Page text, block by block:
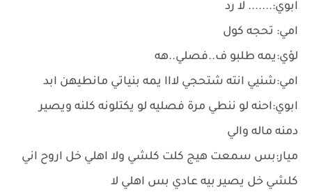
ابوي:....... لا رد
امي: تحجه كول
لؤي:يمه طلبو ف..فصلي..هه
امي:شنيي انته شتحجي لااا يمه بنياتي مانطيهن ابد
ابوي:احنه لو ننطي مرة فصليه لو يكتلونه كلنه ويصير
دمنه ماله والي
ميار:بس سمعت هيج كلت كلشي وﻻ اهلي خل اروح اني
كلشي خل يصير بيه عادي بس اهلي لا